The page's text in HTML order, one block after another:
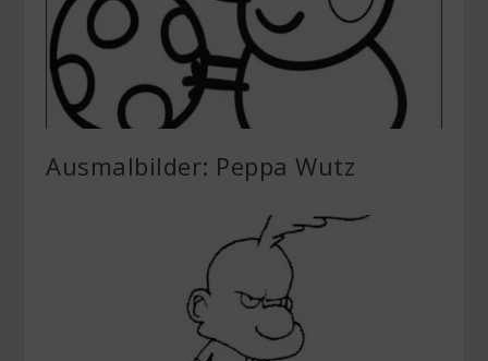
Ausmalbilder: Peppa Wutz